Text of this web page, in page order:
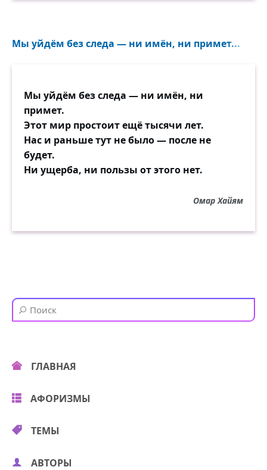
Мы уйдём без следа — ни имён, ни примет...
Мы уйдём без следа — ни имён, ни
примет.
Этот мир простоит ещё тысячи лет.
Нас и раньше тут не было — после не
будет.
Ни ущерба, ни пользы от этого нет.
Омар Хайям
ГЛАВНАЯ
АФОРИЗМЫ
ТЕМЫ
АВТОРЫ